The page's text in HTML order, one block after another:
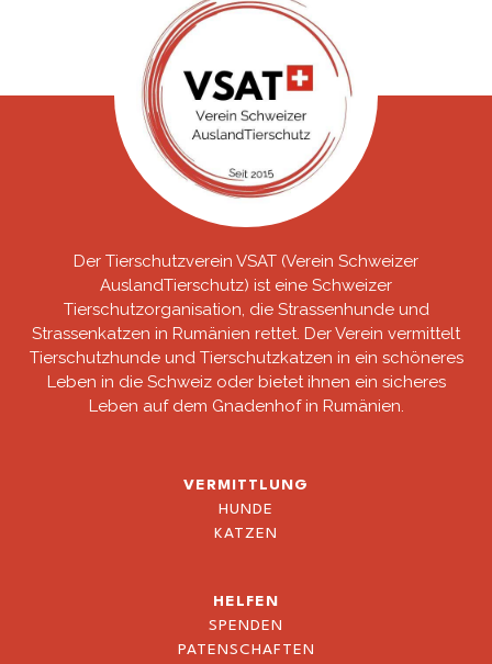
Der Tierschutzverein VSAT (Verein Schweizer
AuslandTierschutz) ist eine Schweizer
Tierschutzorganisation, die Strassenhunde und
Strassenkatzen in Rumänien rettet. Der Verein vermittelt
Tierschutzhunde und Tierschutzkatzen in ein schöneres
Leben in die Schweiz oder bietet ihnen ein sicheres
Leben auf dem Gnadenhof in Rumänien.
VERMITTLUNG
HUNDE
KATZEN
HELFEN
SPENDEN
PATENSCHAFTEN